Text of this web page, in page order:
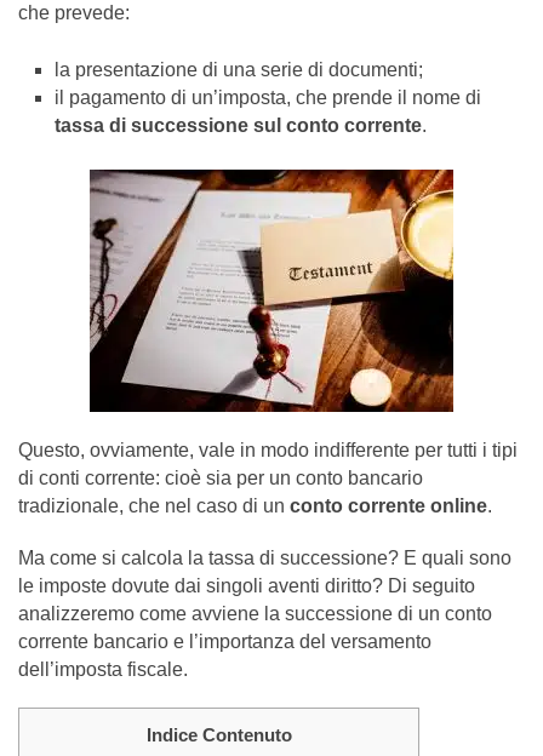
che prevede:
la presentazione di una serie di documenti;
il pagamento di un’imposta, che prende il nome di
tassa di successione sul conto corrente.
Questo, ovviamente, vale in modo indifferente per tutti i tipi
di conti corrente: cioè sia per un conto bancario
tradizionale, che nel caso di un conto corrente online.
Ma come si calcola la tassa di successione? E quali sono
le imposte dovute dai singoli aventi diritto? Di seguito
analizzeremo come avviene la successione di un conto
corrente bancario e l’importanza del versamento
dell’imposta fiscale.
Indice Contenuto